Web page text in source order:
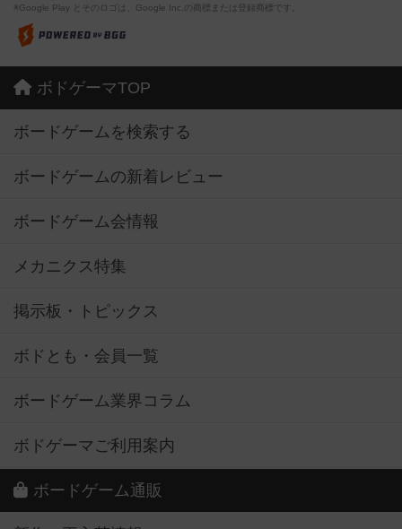
※Google Play とそのロゴは、Google Inc.の商標または登録商標です。
ボドゲーマTOP
ボードゲームを検索する
ボードゲームの新着レビュー
ボードゲーム会情報
メカニクス特集
掲示板・トピックス
ボドとも・会員一覧
ボードゲーム業界コラム
ボドゲーマご利用案内
ボードゲーム通販